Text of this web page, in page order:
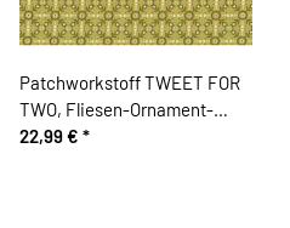
Patchworkstoff TWEET FOR
TWO, Fliesen-Ornament-
Muster, hellgrün-olive
22,99 € *